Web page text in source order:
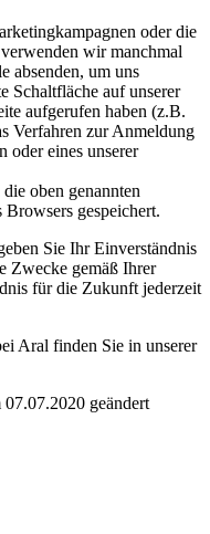
oder die
wir manchmal
absenden, um uns
Schaltfläche auf unserer
aufgerufen haben (z.B.
Verfahren zur Anmeldung
oder eines unserer
oben genannten
gespeichert.
Sie Ihr Einverständnis
Zwecke gemäß Ihrer
für die Zukunft jederzeit
Aral finden Sie in unserer
geändert